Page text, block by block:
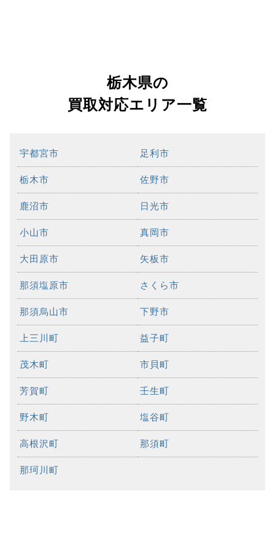
栃木県の
買取対応エリア一覧
宇都宮市 足利市
栃木市 佐野市
鹿沼市 日光市
小山市 真岡市
大田原市 矢板市
那須塩原市 さくら市
那須烏山市 下野市
上三川町 益子町
茂木町 市貝町
芳賀町 壬生町
野木町 塩谷町
高根沢町 那須町
那珂川町